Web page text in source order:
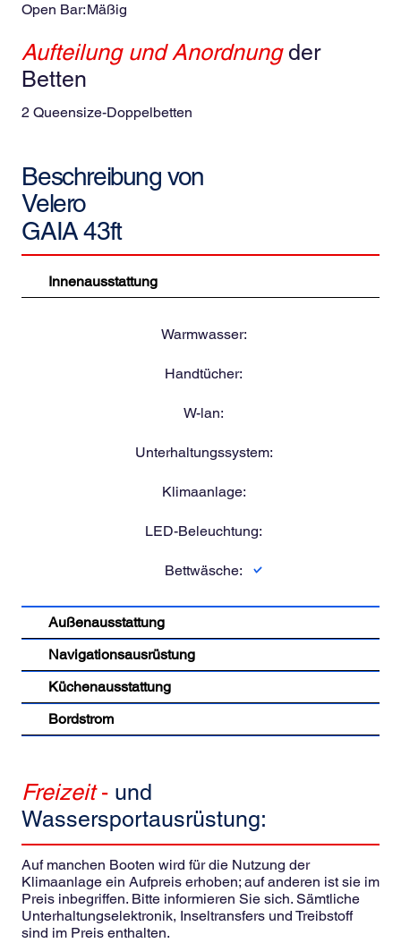
Open Bar:Mäßig
Aufteilung und Anordnungder
Betten
2 Queensize-Doppelbetten
Beschreibung von
Velero
GAIA 43ft
Innenausstattung
Warmwasser:
W-lan:
Unterhaltungssystem:
Klimaanlage:
Handtücher:
Bettwäsche:
LED-Beleuchtung:
Außenausstattung
Navigationsausrüstung
Küchenausstattung
Bordstrom
Freizeit- und
Wassersportausrüstung:
Auf manchen Booten wird für die Nutzung der
Klimaanlage ein Aufpreis erhoben; auf anderen ist sie im
Preis inbegriffen. Bitte informieren Sie sich. Sämtliche
Unterhaltungselektronik, Inseltransfers und Treibstoff
sind im Preis enthalten.